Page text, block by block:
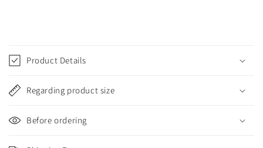
o
l
a
p
i
Product Details
Regarding product size
Before ordering